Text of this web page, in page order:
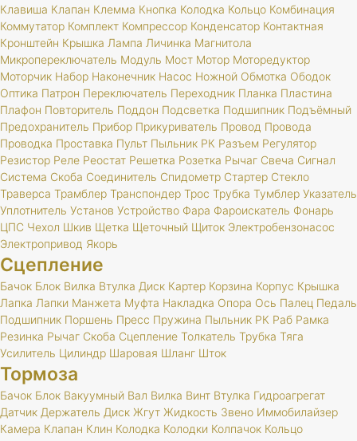
Клавиша Клапан Клемма Кнопка Колодка Кольцо Комбинация
Коммутатор Комплект Компрессор Конденсатор Контактная
Кронштейн Крышка Лампа Личинка Магнитола
Микропереключатель Модуль Мост Мотор Моторедуктор
Моторчик Набор Наконечник Насос Ножной Обмотка Ободок
Оптика Патрон Переключатель Переходник Планка Пластина
Плафон Повторитель Поддон Подсветка Подшипник Подъёмный
Предохранитель Прибор Прикуриватель Провод Провода
Проводка Проставка Пульт Пыльник РК Разъем Регулятор
Резистор Реле Реостат Решетка Розетка Рычаг Свеча Сигнал
Система Скоба Соединитель Спидометр Стартер Стекло
Траверса Трамблер Транспондер Трос Трубка Тумблер Указатель
Уплотнитель Установ Устройство Фара Фароискатель Фонарь
ЦПС Чехол Шкив Щетка Щеточный Щиток Электробензонасос
Электропривод Якорь
Сцепление
Бачок Блок Вилка Втулка Диск Картер Корзина Корпус Крышка
Лапка Лапки Манжета Муфта Накладка Опора Ось Палец Педаль
Подшипник Поршень Пресс Пружина Пыльник РК Раб Рамка
Резинка Рычаг Скоба Сцепление Толкатель Трубка Тяга
Усилитель Цилиндр Шаровая Шланг Шток
Тормоза
Бачок Блок Вакуумный Вал Вилка Винт Втулка Гидроагрегат
Датчик Держатель Диск Жгут Жидкость Звено Иммобилайзер
Камера Клапан Клин Колодка Колодки Колпачок Кольцо